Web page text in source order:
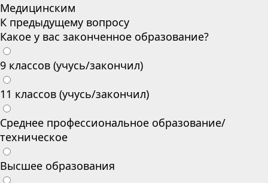
Медицинским
К предыдущему вопросу
Какое у вас законченное образование?
9 классов (учусь/закончил)
11 классов (учусь/закончил)
Среднее профессиональное образование/
техническое
Высшее образования